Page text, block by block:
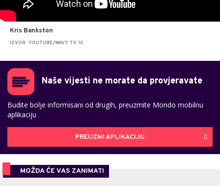
Kris Bankston
IZVOR: YOUTUBE/WAVY TV 10
Naše vijesti ne morate da provjeravate
Budite bolje informisani od drugih, preuzmite Mondo mobilnu
aplikaciju
PREUZMI APLIKACIJU
MOŽDA ĆE VAS ZANIMATI